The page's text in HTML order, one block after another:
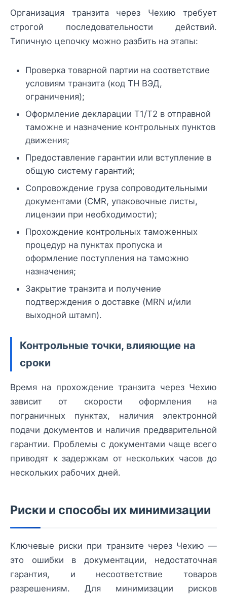
Организация транзита через Чехию требует
строгой последовательности действий.
Типичную цепочку можно разбить на этапы:
Проверка товарной партии на соответствие
условиям транзита (код ТН ВЭД,
ограничения);
Оформление декларации T1/T2 в отправной
таможне и назначение контрольных пунктов
движения;
Предоставление гарантии или вступление в
общую систему гарантий;
Сопровождение груза сопроводительными
документами (CMR, упаковочные листы,
лицензии при необходимости);
Прохождение контрольных таможенных
процедур на пунктах пропуска и
оформление поступления на таможню
назначения;
Закрытие транзита и получение
подтверждения о доставке (MRN и/или
выходной штамп).
Контрольные точки, влияющие на
сроки
Время на прохождение транзита через Чехию
зависит от скорости оформления на
пограничных пунктах, наличия электронной
подачи документов и наличия предварительной
гарантии. Проблемы с документами чаще всего
приводят к задержкам от нескольких часов до
нескольких рабочих дней.
Риски и способы их минимизации
Ключевые риски при транзите через Чехию —
это ошибки в документации, недостаточная
гарантия, и несоответствие товаров
разрешениям. Для минимизации рисков